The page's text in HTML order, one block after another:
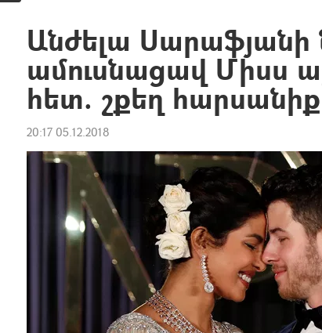
Անժելա Սարաֆյանի
ամուսնացավ Միսս
հետ. շքեղ
20:17 05.12.2018